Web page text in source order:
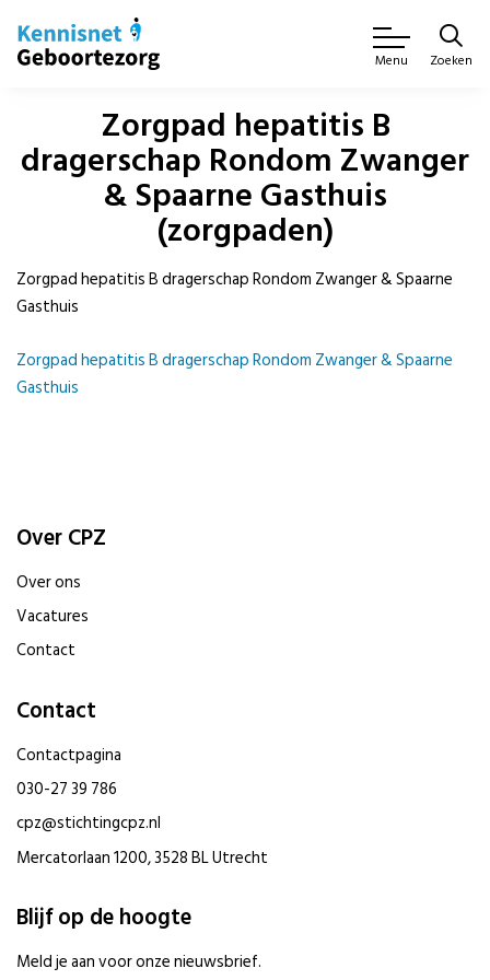
Menu Zoeken
Zorgpad hepatitis B
dragerschap Rondom Zwanger
& Spaarne Gasthuis
(zorgpaden)
Zorgpad hepatitis B dragerschap Rondom Zwanger & Spaarne
Gasthuis
Zorgpad hepatitis B dragerschap Rondom Zwanger & Spaarne
Gasthuis
Over CPZ
Over ons
Vacatures
Contact
Contact
Contactpagina
030-27 39 786
cpz@stichtingcpz.nl
Mercatorlaan 1200, 3528 BL Utrecht
Blijf op de hoogte
Meld je aan voor onze nieuwsbrief.